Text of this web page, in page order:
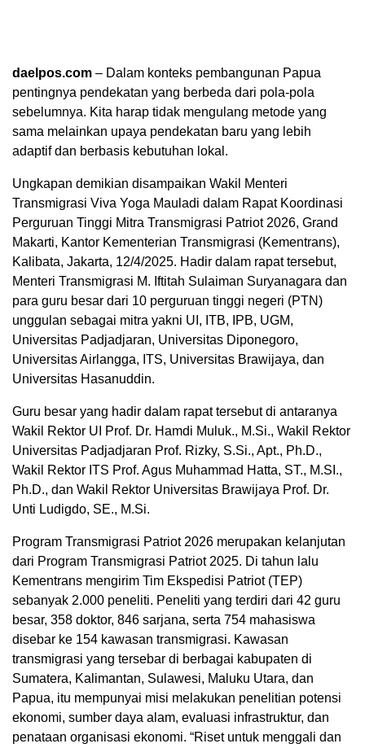
daelpos.com – Dalam konteks pembangunan Papua
pentingnya pendekatan yang berbeda dari pola-pola
sebelumnya. Kita harap tidak mengulang metode yang
sama melainkan upaya pendekatan baru yang lebih
adaptif dan berbasis kebutuhan lokal.
Ungkapan demikian disampaikan Wakil Menteri
Transmigrasi Viva Yoga Mauladi dalam Rapat Koordinasi
Perguruan Tinggi Mitra Transmigrasi Patriot 2026, Grand
Makarti, Kantor Kementerian Transmigrasi (Kementrans),
Kalibata, Jakarta, 12/4/2025. Hadir dalam rapat tersebut,
Menteri Transmigrasi M. Iftitah Sulaiman Suryanagara dan
para guru besar dari 10 perguruan tinggi negeri (PTN)
unggulan sebagai mitra yakni UI, ITB, IPB, UGM,
Universitas Padjadjaran, Universitas Diponegoro,
Universitas Airlangga, ITS, Universitas Brawijaya, dan
Universitas Hasanuddin.
Guru besar yang hadir dalam rapat tersebut di antaranya
Wakil Rektor UI Prof. Dr. Hamdi Muluk., M.Si., Wakil Rektor
Universitas Padjadjaran Prof. Rizky, S.Si., Apt., Ph.D.,
Wakil Rektor ITS Prof. Agus Muhammad Hatta, ST., M.SI.,
Ph.D., dan Wakil Rektor Universitas Brawijaya Prof. Dr.
Unti Ludigdo, SE., M.Si.
Program Transmigrasi Patriot 2026 merupakan kelanjutan
dari Program Transmigrasi Patriot 2025. Di tahun lalu
Kementrans mengirim Tim Ekspedisi Patriot (TEP)
sebanyak 2.000 peneliti. Peneliti yang terdiri dari 42 guru
besar, 358 doktor, 846 sarjana, serta 754 mahasiswa
disebar ke 154 kawasan transmigrasi. Kawasan
transmigrasi yang tersebar di berbagai kabupaten di
Sumatera, Kalimantan, Sulawesi, Maluku Utara, dan
Papua, itu mempunyai misi melakukan penelitian potensi
ekonomi, sumber daya alam, evaluasi infrastruktur, dan
penataan organisasi ekonomi. “Riset untuk menggali dan